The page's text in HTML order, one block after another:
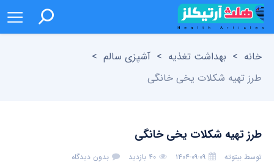
خانه > بهداشت تغذیه > آشپزی سالم >
طرز تهیه شکلات یخی خانگی
طرز تهیه شکلات یخی خانگی
توسط بیتوته ۱۴۰۴-۰۹-۰۹ ۴۰ بازدید بدون دیدگاه